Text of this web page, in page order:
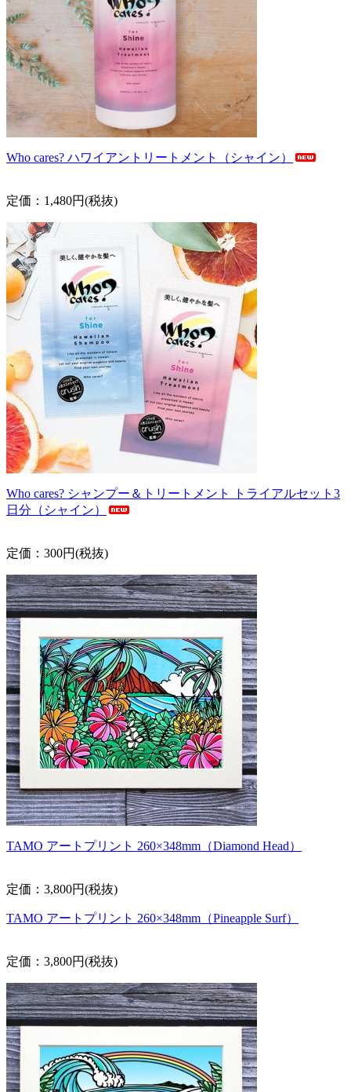
Who cares? ハワイアントリートメント（シャイン）
定価：1,480円(税抜)
Who cares? シャンプー＆トリートメント トライアルセット3
日分（シャイン）
定価：300円(税抜)
TAMO アートプリント 260×348mm（Diamond Head）
定価：3,800円(税抜)
TAMO アートプリント 260×348mm（Pineapple Surf）
定価：3,800円(税抜)